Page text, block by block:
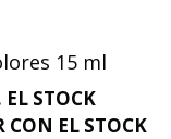
15 ml
STOCK
EL STOCK